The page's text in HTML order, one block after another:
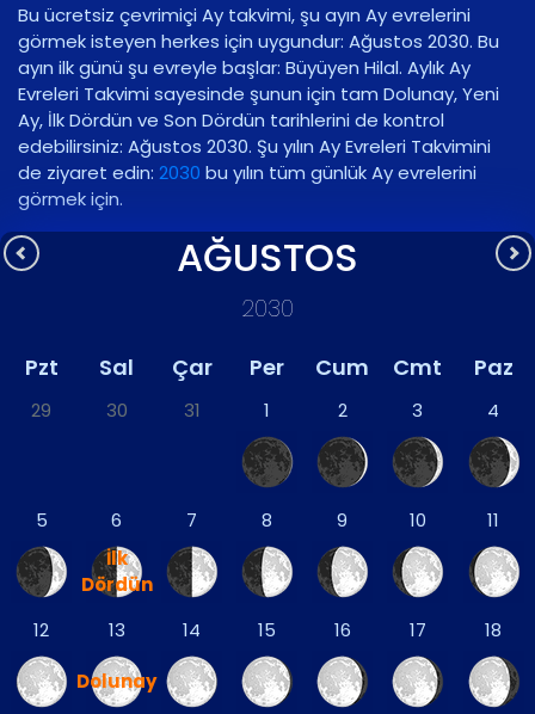
Bu ücretsiz çevrimiçi Ay takvimi, şu ayın Ay evrelerini
görmek isteyen herkes için uygundur: Ağustos 2030. Bu
ayın ilk günü şu evreyle başlar: Büyüyen Hilal. Aylık Ay
Evreleri Takvimi sayesinde şunun için tam Dolunay, Yeni
Ay, İlk Dördün ve Son Dördün tarihlerini de kontrol
edebilirsiniz: Ağustos 2030. Şu yılın Ay Evreleri Takvimini
de ziyaret edin: 2030 bu yılın tüm günlük Ay evrelerini
görmek için.
AĞUSTOS
2030
Pzt Sal Çar Per Cum Cmt Paz
29 30 31 1 2 3 4
5
6
İlk
Dördün
7 8 9 10 11
12 13
Dolunay
14 15 16 17 18